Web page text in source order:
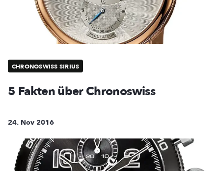
CHRONOSWISS SIRIUS
5 Fakten über Chronoswiss
24. Nov 2016